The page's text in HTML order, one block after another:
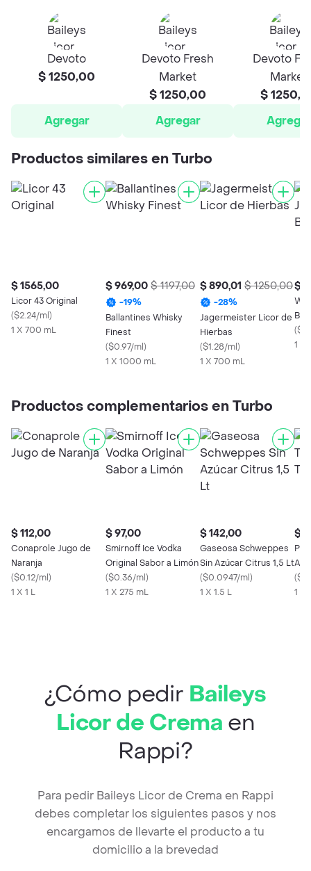
Devoto
$ 1250,00
Agregar
Devoto Fresh
Market
$ 1250,00
Agregar
Devoto
Market
$
Agregar
Productos similares en Turbo
$ 1565,00
Licor 43 Original
($2.24/ml)
1 X 700 mL
$ 969,00 $ 1197,00
-19%
Ballantines Whisky
Finest
($0.97/ml)
1 X 1000 mL
$ 890,01 $ 1250,00
-28%
Jagermeister Licor de
Hierbas
($1.28/ml)
1 X 700 mL
$
(
1 X
Productos complementarios en Turbo
$ 112,00
Conaprole Jugo de
Naranja
($0.12/ml)
1 X 1 L
$ 97,00
Smirnoff Ice Vodka
Original Sabor a Limón
($0.36/ml)
1 X 275 mL
$ 142,00
Gaseosa Schweppes
Sin Azúcar Citrus 1,5 Lt
($0.0947/ml)
1 X 1.5 L
$
(
1 X
¿Cómo pedir Baileys
Licor de Crema en
Rappi?
Para pedir Baileys Licor de Crema en Rappi
debes completar los siguientes pasos y nos
encargamos de llevarte el producto a tu
domicilio a la brevedad